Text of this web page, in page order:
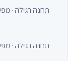
תחנה רגילה · מפעילי אוטובוסים
תחנה רגילה · מפעילי אוטובוסים